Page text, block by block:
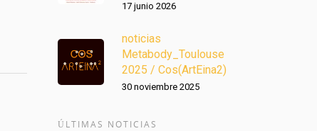
17 junio 2026
noticias
Metabody_Toulouse
2025 / Cos(ArtEina2)
30 noviembre 2025
ÚLTIMAS NOTICIAS